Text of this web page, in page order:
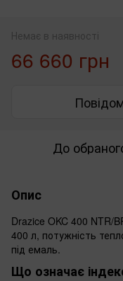
Немає в наявності
66 660 грн
До
Опис
Drazice OKC 400 NTR/
400 л, потужність
під емаль.
Що означає